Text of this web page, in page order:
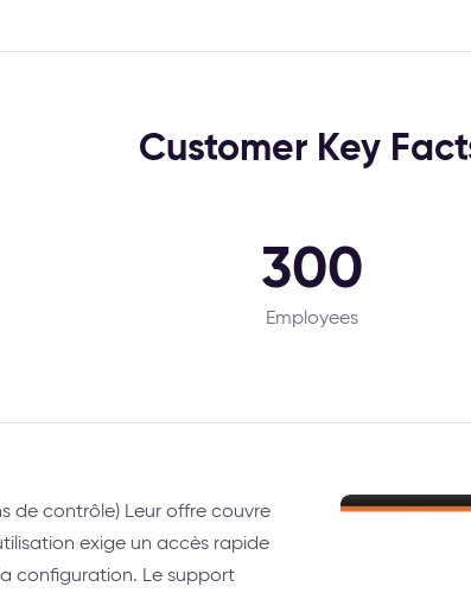
Customer Key
300
Employees
de contrôle) Leur offre couvre
exige un accès rapide
configuration. Le support